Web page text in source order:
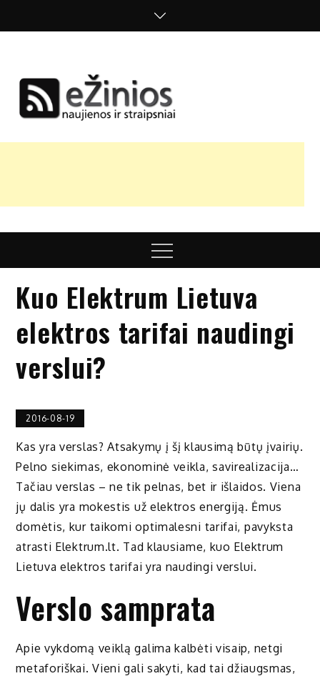
nuomonės
Menu
Kuo Elektrum Lietuva
elektros tarifai naudingi
verslui?
2016-08-19
Kas yra verslas? Atsakymų į šį klausimą būtų įvairių.
Pelno siekimas, ekonominė veikla, savirealizacija…
Tačiau verslas – ne tik pelnas, bet ir išlaidos. Viena
jų dalis yra mokestis už elektros energiją. Ėmus
domėtis, kur taikomi optimalesni tarifai, pavyksta
atrasti Elektrum.lt. Tad klausiame, kuo Elektrum
Lietuva elektros tarifai yra naudingi verslui.
Verslo samprata
Apie vykdomą veiklą galima kalbėti visaip, netgi
metaforiškai. Vieni gali sakyti, kad tai džiaugsmas,